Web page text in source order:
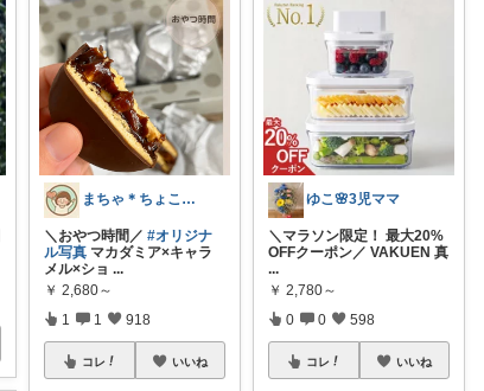
まちゃ＊ちょこっとご褒美スイーツ×暮らし
＼おやつ時間／#オリジナ
ル写真 マカダミア×キャラ
メル×ショ ...
￥ 2,680～
1 1 918
コレ いいね
ゆこ🌸3児ママ
＼マラソン限定！ 最大20%
OFFクーポン／ VAKUEN 真
...
￥ 2,780～
0 0 598
コレ いいね